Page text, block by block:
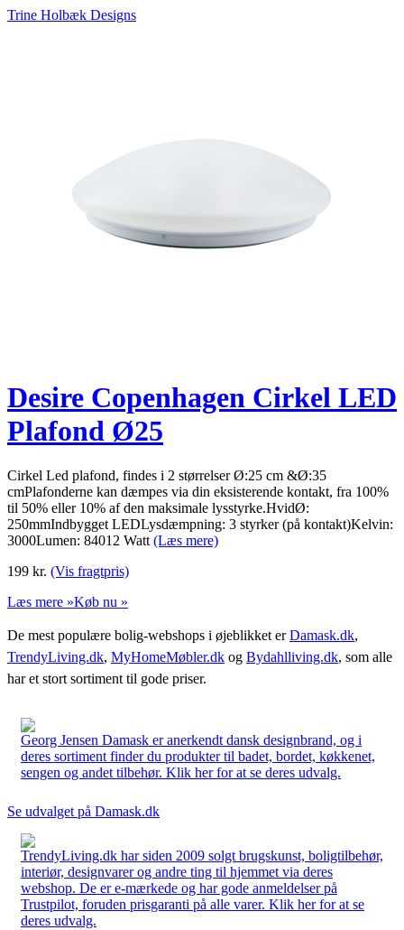
Trine Holbæk Designs
Desire Copenhagen Cirkel LED
Plafond Ø25
Cirkel Led plafond, findes i 2 størrelser Ø:25 cm &Ø:35
cmPlafonderne kan dæmpes via din eksisterende kontakt, fra 100%
til 50% eller 10% af den maksimale lysstyrke.HvidØ:
250mmIndbygget LEDLysdæmpning: 3 styrker (på kontakt)Kelvin:
3000Lumen: 84012 Watt (Læs mere)
199 kr. (Vis fragtpris)
Læs mere »Køb nu »
De mest populære bolig-webshops i øjeblikket erDamask.dk,
TrendyLiving.dk, MyHomeMøbler.dk og Bydahlliving.dk, som alle
har et stort sortiment til gode priser.
Georg Jensen Damask er anerkendt dansk designbrand, og i
deres sortiment finder du produkter til badet, bordet, køkkenet,
sengen og andet tilbehør. Klik her for at se deres udvalg.
Se udvalget på Damask.dk
TrendyLiving.dk har siden 2009 solgt brugskunst, boligtilbehør,
interiør, designvarer og andre ting til hjemmet via deres
webshop. De er e-mærkede og har gode anmeldelser på
Trustpilot, foruden prisgaranti på alle varer. Klik her for at se
deres udvalg.